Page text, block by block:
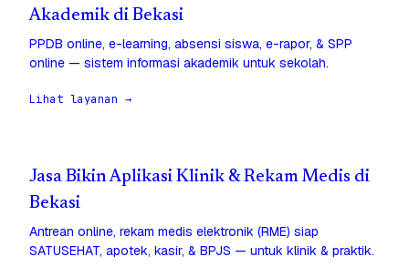
Akademik di Bekasi
PPDB online, e-learning, absensi siswa, e-rapor, & SPP
online — sistem informasi akademik untuk sekolah.
Lihat layanan →
Jasa Bikin Aplikasi Klinik & Rekam Medis di
Bekasi
Antrean online, rekam medis elektronik (RME) siap
SATUSEHAT, apotek, kasir, & BPJS — untuk klinik & praktik.